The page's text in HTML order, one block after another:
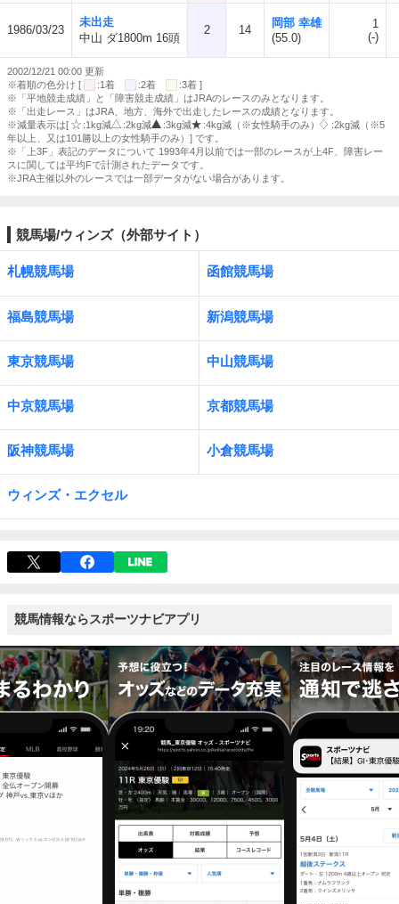
1986/03/23
未出走
中山 ダ1800m 16頭
2 14
岡部 幸雄
(55.0)
1
(-)
2002/12/21 00:00 更新
※着順の色分け [
:1着 :2着
:3着 ]
※「平地競走成績」と「障害競走成績」はJRAのレースのみとなります。
※「出走レース」はJRA、地方、海外で出走したレースの成績となります。
※減量表示は[
:1kg減 :2kg減 :3kg減 :4kg減（※女性騎手のみ）
:2kg減（※5
年以上、又は101勝以上の女性騎手のみ）] です。
※「上3F」表記のデータについて 1993年4月以前では一部のレースが上4F、障害レー
スに関しては平均Fで計測されたデータです。
※JRA主催以外のレースでは一部データがない場合があります。
競馬場/ウィンズ（外部サイト）
札幌競馬場 函館競馬場
福島競馬場 新潟競馬場
東京競馬場 中山競馬場
中京競馬場 京都競馬場
阪神競馬場 小倉競馬場
ウィンズ・エクセル
競馬情報ならスポーツナビアプリ